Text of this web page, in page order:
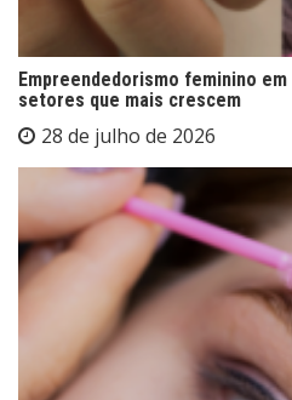
Empreendedorismo feminino
setores que mais crescem
28 de julho de 2026